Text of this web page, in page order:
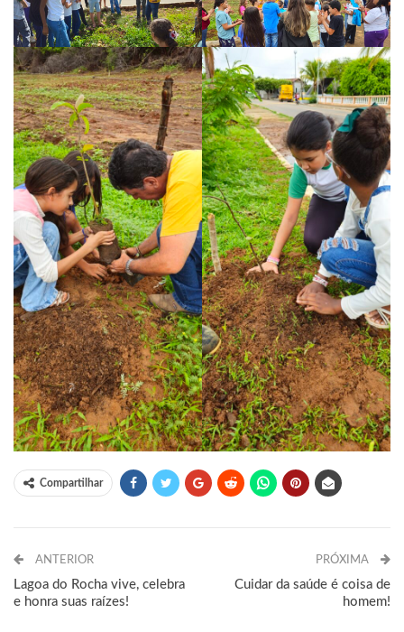
Compartilhar
ANTERIOR
Lagoa do Rocha vive, celebra
e honra suas raízes!
PRÓXIMA
Cuidar da saúde é coisa de
homem!